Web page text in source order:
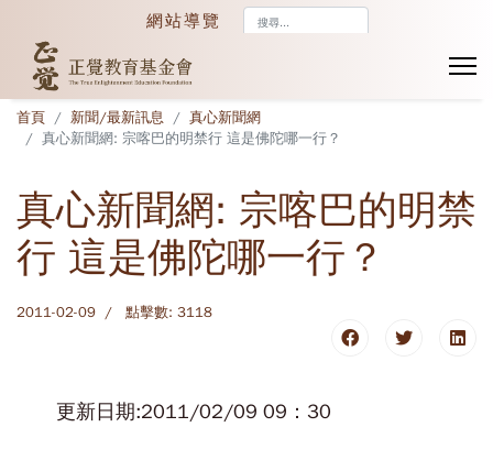
網站導覽
首頁 新聞/最新訊息
真心新聞網
真心新聞網: 宗喀巴的明禁行 這是佛陀哪一行？
真心新聞網: 宗喀巴的明禁
行 這是佛陀哪一行？
2011-02-09 點擊數: 3118
更新日期:2011/02/09 09：30